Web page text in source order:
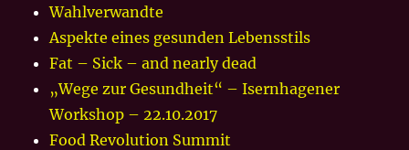
Wahlverwandte
Aspekte eines gesunden Lebensstils
Fat – Sick – and nearly dead
„Wege zur Gesundheit“ – Isernhagener
Workshop – 22.10.2017
Food Revolution Summit